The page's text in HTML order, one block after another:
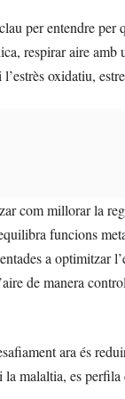
per entendre
respirar aire amb
oxidatiu,
com millorar la
funcions
a optimitzar
de manera
ara és
malaltia, es